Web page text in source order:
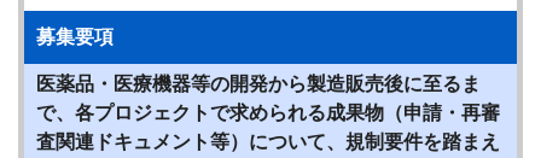
募集要項
医薬品・医療機器等の開発から製造販売後に至るま
で、各プロジェクトで求められる成果物（申請・再審
査関連ドキュメント等）について、規制要件を踏まえ